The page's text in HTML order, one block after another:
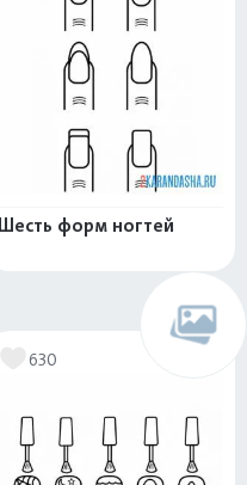
Шесть форм ногтей
630